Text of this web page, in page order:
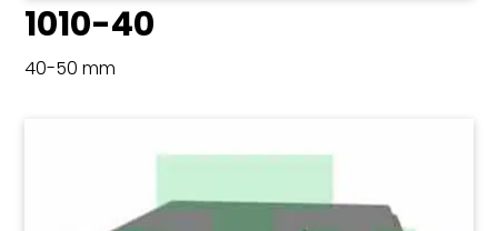
1010-40
40-50 mm